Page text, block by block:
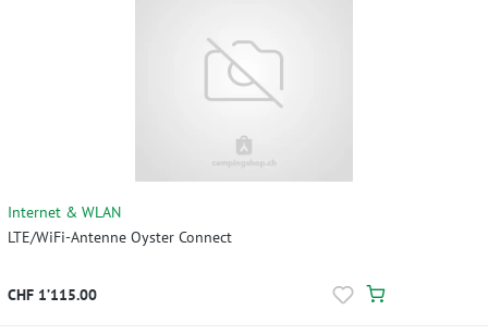
Internet & WLAN
LTE/WiFi-Antenne Oyster Connect
CHF 1’115.00